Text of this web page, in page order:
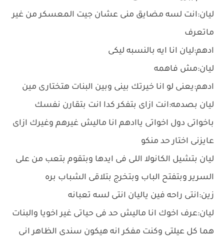
ليان:انت لسه مضايق منى عشان جيت المعسكر من غير
ماتعرف
ادهم:ليان انا ايه بالنسبه ليكى
ليان:مش فاهمه
ادهم:يعنى لو انا خيرتك بينى وبين البنات هتختارى مين
ليان بصدمه:انت ازاى بتفكر كدا انت بتقارن نفسك
باخواتى دول اخواتى ياادهم انا ماليش غيرهم وغيرك ازاى
عايزنى اختار حد منكو
ليان بتشيل الكانولا اللى فى ايدها وبتقوم بتعب من على
السرير وبتفتح الباب وبتخرج بتلاقى الشباب بره
زين:انتى راحه فين ياليان انتى لسه تعبانه
ليان:عرف اخوك انا ماليش حد فى حياتى غير اخويا والبنات
هما كل عيلتى وكنت مفكر انه هيكون سندى الظاهر انى